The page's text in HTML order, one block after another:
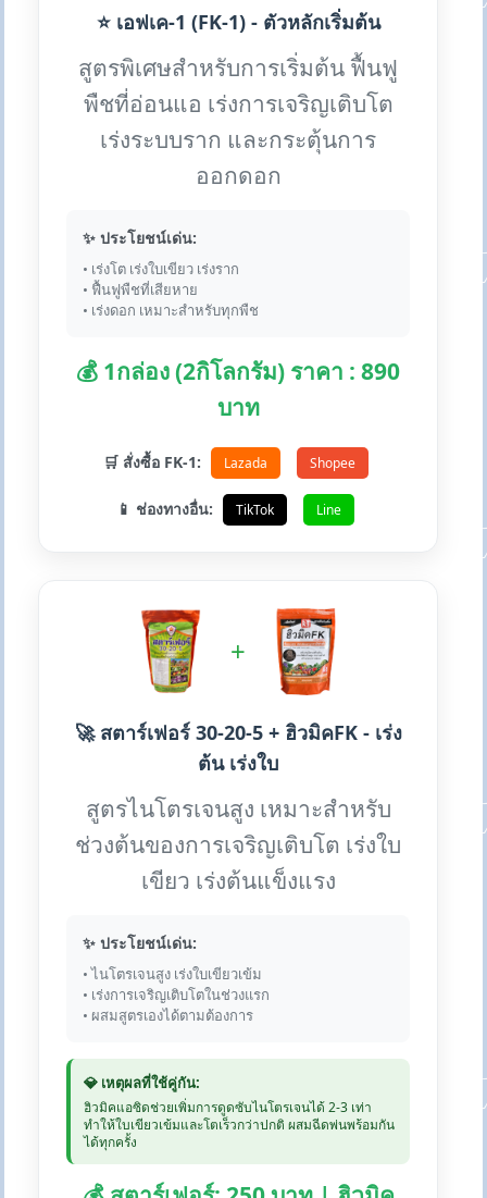
⭐ เอฟเค-1 (FK-1) - ตัวหลักเริ่มต้น
สูตรพิเศษสำหรับการเริ่มต้น ฟื้นฟู
พืชที่อ่อนแอ เร่งการเจริญเติบโต
เร่งระบบราก และกระตุ้นการ
ออกดอก
✨ ประโยชน์เด่น:
• เร่งโต เร่งใบเขียว เร่งราก
• ฟื้นฟูพืชที่เสียหาย
• เร่งดอก เหมาะสำหรับทุกพืช
💰 1กล่อง (2กิโลกรัม) ราคา : 890
บาท
🛒 สั่งซื้อ FK-1: Lazada Shopee
📱 ช่องทางอื่น: TikTok Line
+
🚀 สตาร์เฟอร์ 30-20-5 + ฮิวมิคFK - เร่ง
ต้น เร่งใบ
สูตรไนโตรเจนสูง เหมาะสำหรับ
ช่วงต้นของการเจริญเติบโต เร่งใบ
เขียว เร่งต้นแข็งแรง
✨ ประโยชน์เด่น:
• ไนโตรเจนสูง เร่งใบเขียวเข้ม
• เร่งการเจริญเติบโตในช่วงแรก
• ผสมสูตรเองได้ตามต้องการ
💎 เหตุผลที่ใช้คู่กัน:
ฮิวมิคแอซิดช่วยเพิ่มการดูดซับไนโตรเจนได้ 2-3 เท่า
ทำให้ใบเขียวเข้มและโตเร็วกว่าปกติ ผสมฉีดพ่นพร้อมกัน
ได้ทุกครั้ง